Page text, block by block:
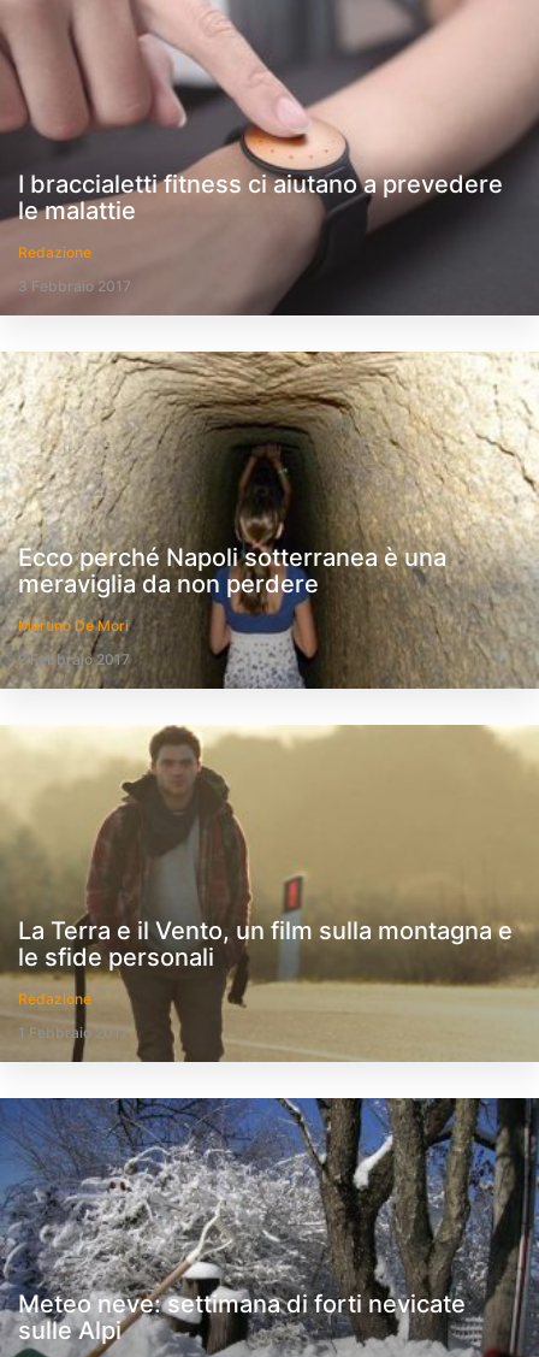
I braccialetti fitness ci aiutano a prevedere
le malattie
Redazione
3 Febbraio 2017
Ecco perché Napoli sotterranea è una
meraviglia da non perdere
Martino De Mori
2 Febbraio 2017
La Terra e il Vento, un film sulla montagna e
le sfide personali
Redazione
1 Febbraio 2017
Meteo neve: settimana di forti nevicate
sulle Alpi